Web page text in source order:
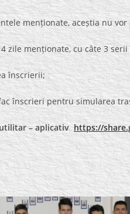
menționate, aceștia nu
zile menționate, cu câte 3
înscrierii;
înscrieri pentru simularea
utilitar – aplicativhttps://